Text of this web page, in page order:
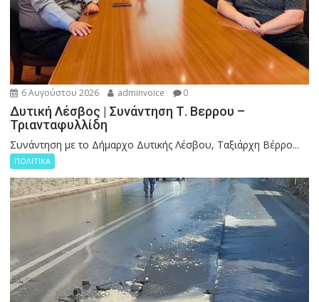
6 Αυγούστου 2026 adminvoice 0
Δυτική Λέσβος | Συνάντηση Τ. Βερρου –
Τριανταφυλλίδη
Συνάντηση με το Δήμαρχο Δυτικής Λέσβου, Ταξιάρχη Βέρρο...
ΠΟΛΙΤΙΚΑ